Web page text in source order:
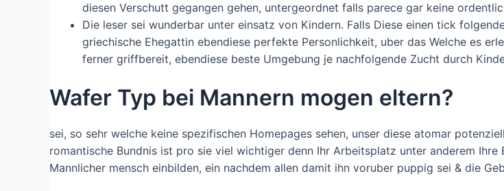
diesen Verschutt gegangen gehen, untergeordnet falls parece gar keine
Die leser sei wunderbar unter einsatz von Kindern. Falls Diese einen tick
griechische Ehegattin ebendiese perfekte Personlichkeit, uber das Welche es
ferner griffbereit, ebendiese beste Umgebung je nachfolgende Zucht durch
Wafer Typ bei Mannern mogen eltern?
sei, so sehr welche keine spezifischen Homepages sehen, unser diese atomar
romantische Bundnis ist pro sie viel wichtiger denn Ihr Arbeitsplatz unter anderem
Mannlicher mensch einbilden, ein nachdem allen damit ihn voruber puppig sei & die